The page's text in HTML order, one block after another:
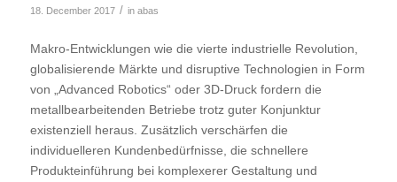
18. December 2017 / in abas
Makro-Entwicklungen wie die vierte industrielle Revolution,
globalisierende Märkte und disruptive Technologien in Form
von „Advanced Robotics“ oder 3D-Druck fordern die
metallbearbeitenden Betriebe trotz guter Konjunktur
existenziell heraus. Zusätzlich verschärfen die
individuelleren Kundenbedürfnisse, die schnellere
Produkteinführung bei komplexerer Gestaltung und